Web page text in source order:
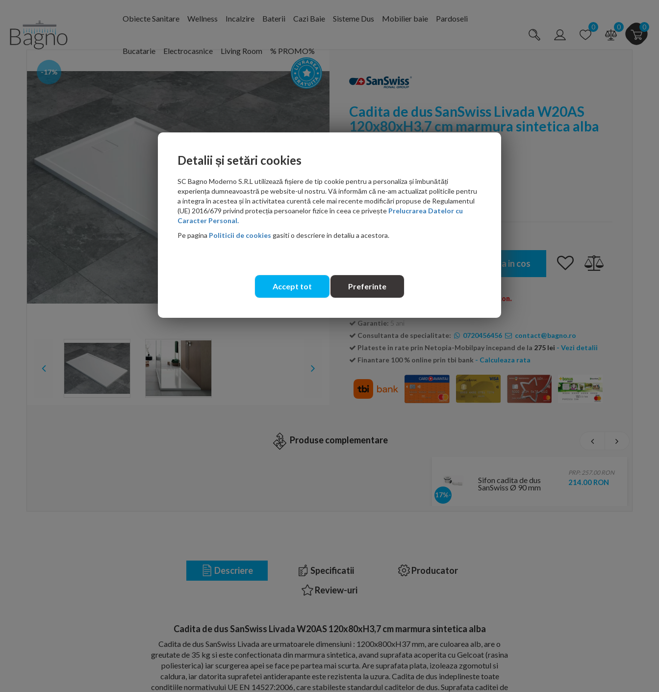
Obiecte Sanitare Wellness Incalzire Baterii Cazi Baie Sisteme Dus Mobilier baie Pardoseli
Bucatarie Electrocasnice Living Room % PROMO%
0 0 0
-17%
Cadita de dus SanSwiss Livada W20AS
120x80xH3,7 cm marmura sintetica alba
1,651.00 RON
Ati gasit in alta parte mai ieftin?
Adauga in cos
Transport GRATUIT la comenzi peste 600 Ron.
Garantie: 5 ani
Consultanta de specialitate:
0720456456
contact@bagno.ro
Plateste in rate prin Netopia-Mobilpay incepand de la 275 lei - Vezi detalii
Finantare 100 % online prin tbi bank - Calculeaza rata
Produse complementare
-17%
Sifon cadita de dus
SanSwiss Ø 90 mm
PRP: 257.00 RON
214.00 RON
Descriere Specificatii
Producator
Review-uri
Cadita de dus SanSwiss Livada W20AS 120x80xH3,7 cm marmura sintetica alba
Cadita de dus SanSwiss Livada are urmatoarele dimensiuni : 1200x800xH37 mm, are culoarea alb, are o
greutate de 35 kg si este confectionata din marmura sintetica, avand suprafata acoperita cu Gelcoat (rasina
poliesterica) iar scurgerea apei se face pe partea mai scurta. Are suprafata plata, izoleaza zgomotul si
caldura, iar datorita suprafetei antiderapante este rezistenta la uzura. Cadita de dus indeplineste toate
conditiile normativului UE EN 14527:2006, care stabileste standardul caditelor de dus. Suprafata caditei de
Detalii și setări cookies
SC Bagno Moderno S.R.L utilizează fișiere de tip cookie pentru a personaliza și îmbunătăți
experiența dumneavoastră pe website-ul nostru. Vă informăm că ne-am actualizat politicile pentru
a integra în acestea și în activitatea curentă cele mai recente modificări propuse de Regulamentul
(UE) 2016/679 privind protecția persoanelor fizice în ceea ce privește Prelucrarea Datelor cu
Caracter Personal.
Pe pagina Politicii de cookies gasiti o descriere in detaliu a acestora.
Accept tot Preferinte